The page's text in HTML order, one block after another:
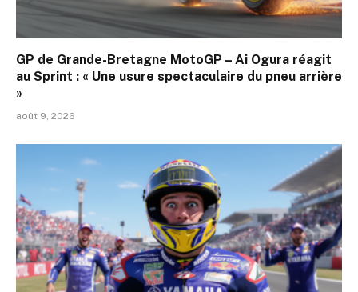
GP de Grande-Bretagne MotoGP – Ai Ogura réagit
au Sprint : « Une usure spectaculaire du pneu arrière
»
août 9, 2026